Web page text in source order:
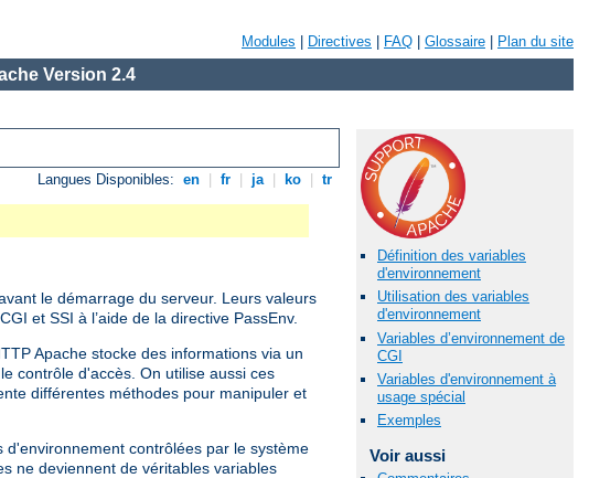
Modules Directives FAQ Glossaire Plan du site
Version 2.4
Langues Disponibles: en fr ja ko tr
le démarrage du serveur. Leurs valeurs
et SSI à l’aide de la directive PassEnv.
Apache stocke des informations via un
contrôle d'accès. On utilise aussi ces
différentes méthodes pour manipuler et
contrôlées par le système
ne deviennent de véritables variables
Définition des variables
d'environnement
Utilisation des variables
d'environnement
Variables d’environnement de
CGI
Variables d'environnement à
usage spécial
Exemples
Voir aussi